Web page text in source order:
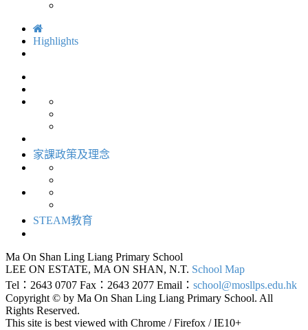
Highlights
家課政策及理念
STEAM教育
Ma On Shan Ling Liang Primary School
LEE ON ESTATE, MA ON SHAN, N.T. School Map
Tel：2643 0707 Fax：2643 2077 Email： school@mosllps.edu.hk
Copyright © by Ma On Shan Ling Liang Primary School. All
Rights Reserved.
This site is best viewed with Chrome / Firefox / IE10+